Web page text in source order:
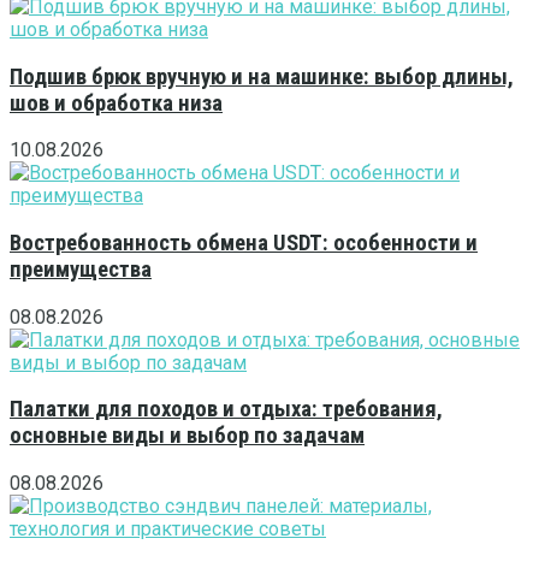
Подшив брюк вручную и на машинке: выбор длины,
шов и обработка низа
10.08.2026
Востребованность обмена USDT: особенности и
преимущества
08.08.2026
Палатки для походов и отдыха: требования,
основные виды и выбор по задачам
08.08.2026